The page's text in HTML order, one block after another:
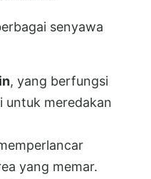
senyawa
, yang berfungsi
untuk meredakan
yang memar.